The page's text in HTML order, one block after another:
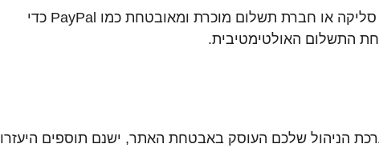
כמובן שמומלץ מאוד להשתמש בחברת סליקה או חברת תשלום מוכרת ומאובטחת כמו PayPal כדי
התשלום האולטימטיבית.
הניהול שלכם העוסק באבטחת האתר, ישנם תוספים היעזרו